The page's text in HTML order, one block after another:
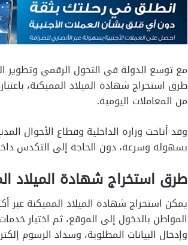
مع توسع الدولة في التحول الرقمي وتطوير
طرق استخراج شهادة الميلاد المميكنة،
من المعاملات اليومية.
وقد أتاحت وزارة الداخلية وقطاع الأحوال
بسهولة وسرعة، دون الحاجة إلى التكدس
طرق استخراج شهادة الميلاد
يمكن استخراج شهادة الميلاد المميكنة عبر
المواطن بالدخول إلى الموقع، ثم اختيار
وإدخال البيانات المطلوبة، وسداد الرسوم